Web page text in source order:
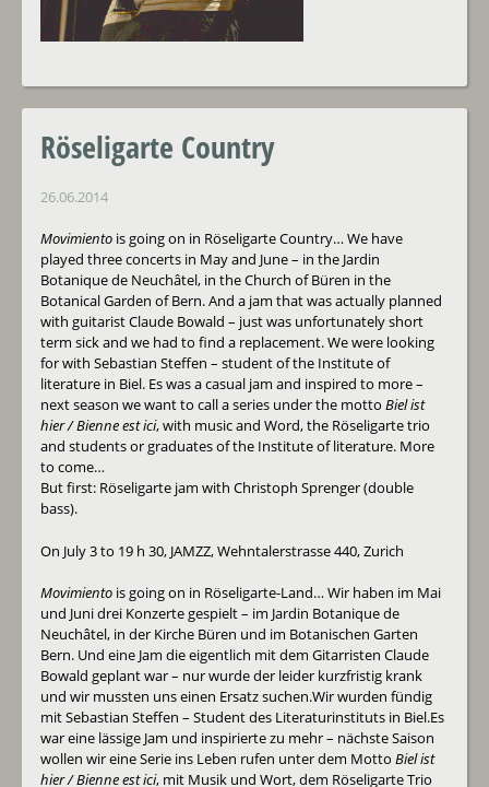
Röseligarte Country
26.06.2014
Movimiento is going on in Röseligarte Country… We have
played three concerts in May and June – in the Jardin
Botanique de Neuchâtel, in the Church of Büren in the
Botanical Garden of Bern. And a jam that was actually planned
with guitarist Claude Bowald – just was unfortunately short
term sick and we had to find a replacement. We were looking
for with Sebastian Steffen – student of the Institute of
literature in Biel. Es was a casual jam and inspired to more –
next season we want to call a series under the motto Biel ist
hier / Bienne est ici, with music and Word, the Röseligarte trio
and students or graduates of the Institute of literature. More
to come…
But first: Röseligarte jam with Christoph Sprenger (double
bass).
On July 3 to 19 h 30, JAMZZ, Wehntalerstrasse 440, Zurich
Movimiento is going on in Röseligarte-Land… Wir haben im Mai
und Juni drei Konzerte gespielt – im Jardin Botanique de
Neuchâtel, in der Kirche Büren und im Botanischen Garten
Bern. Und eine Jam die eigentlich mit dem Gitarristen Claude
Bowald geplant war – nur wurde der leider kurzfristig krank
und wir mussten uns einen Ersatz suchen.Wir wurden fündig
mit Sebastian Steffen – Student des Literaturinstituts in Biel.Es
war eine lässige Jam und inspirierte zu mehr – nächste Saison
wollen wir eine Serie ins Leben rufen unter dem Motto Biel ist
hier / Bienne est ici, mit Musik und Wort, dem Röseligarte Trio